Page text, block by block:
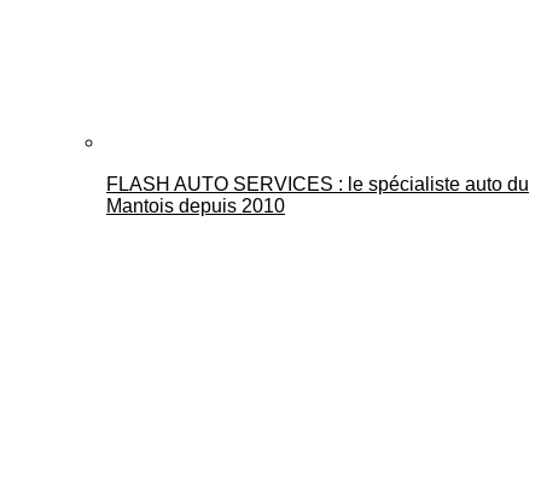
FLASH AUTO SERVICES : le spécialiste auto du
Mantois depuis 2010